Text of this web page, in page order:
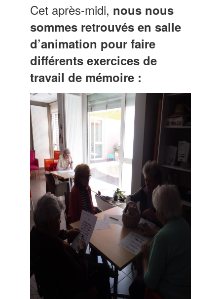
Cet après-midi, nous nous
sommes retrouvés en salle
d’animation pour faire
différents exercices de
travail de mémoire :